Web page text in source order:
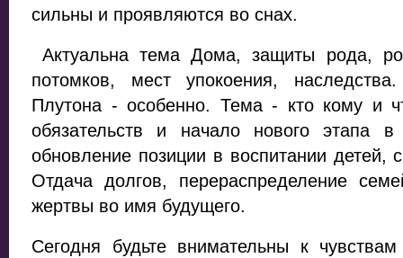
сильны и проявляются во снах.
Актуальна тема Дома, защиты рода,
потомков, мест упокоения,
Плутона - особенно. Тема - кто кому и
обязательств и начало нового этапа
обновление позиции в воспитании детей,
Отдача долгов, перераспределение
жертвы во имя будущего.
Сегодня будьте внимательны к